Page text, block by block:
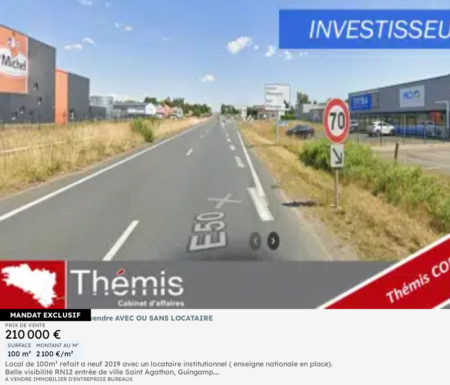
MANDAT EXCLUSIF
INVESTISSEUR Murs à vendre AVEC OU SANS LOCATAIRE
PRIX DE VENTE
210 000 €
SURFACE
100 m²
MONTANT AU M²
2 100 €/m²
Local de 100m² refait a neuf 2019 avec un locataire institutionnel ( enseigne nationale en place).
Belle visibilité RN12 entrée de ville Saint Agathon, Guingamp.
Bail 3/6/9 en cours jusqu'en Janv 2028.
A VENDRE IMMOBILIER D'ENTREPRISE BUREAUX